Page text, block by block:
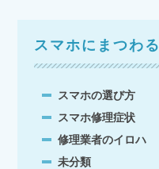
スマホにまつわ
スマホの選び方
スマホ修理症状
修理業者のイロハ
未分類